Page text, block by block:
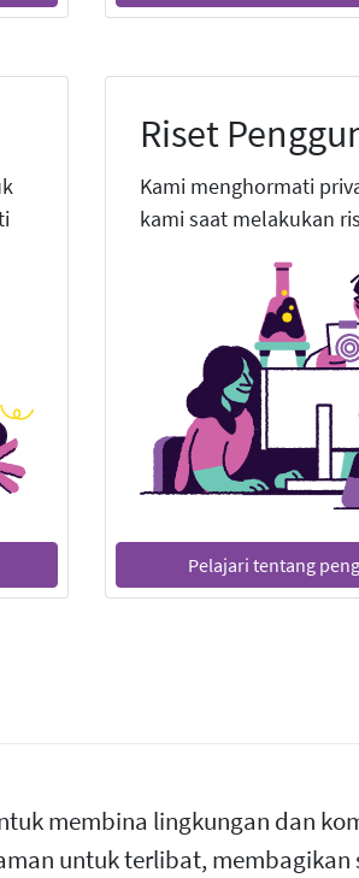
Riset
Kami menghormati
kami saat melakukan
Pelajari tentang
membina lingkungan dan
untuk terlibat,